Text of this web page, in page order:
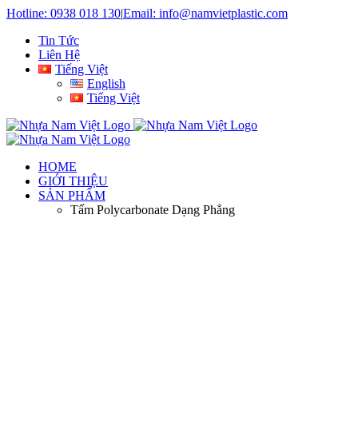
Skip
content
Hotline: 0938 018 130|Email: info@namvietplastic.com
Tin Tức
Liên Hệ
Tiếng Việt
English
Tiếng Việt
HOME
GIỚI THIỆU
SẢN PHẨM
Tấm Polycarbonate Dạng Phẳng